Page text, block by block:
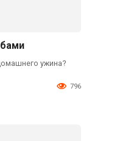
ужина?
796